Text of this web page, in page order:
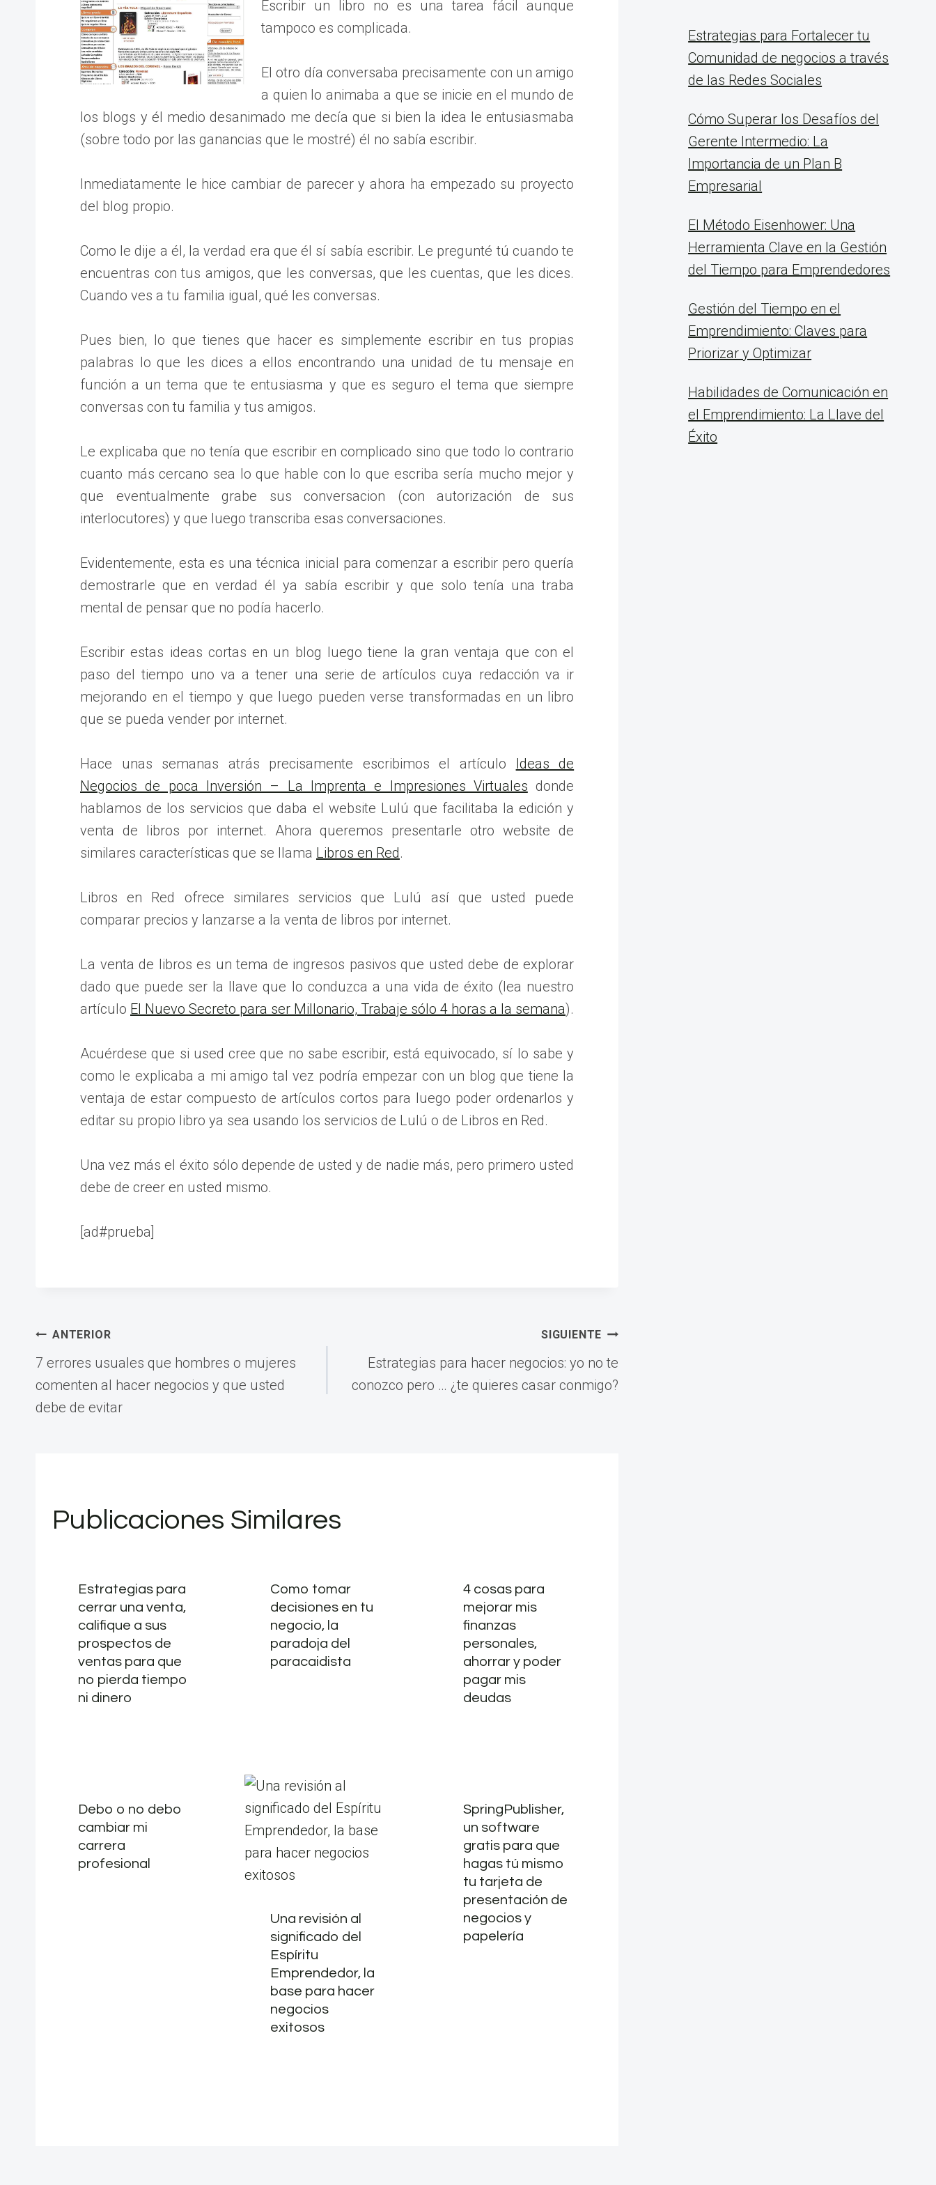
Escribir un libro no es una tarea fácil aunque
tampoco es complicada.
El otro día conversaba precisamente con un amigo
a quien lo animaba a que se inicie en el mundo de
los blogs y él medio desanimado me decía que si bien la idea le entusiasmaba
(sobre todo por las ganancias que le mostré) él no sabía escribir.
Inmediatamente le hice cambiar de parecer y ahora ha empezado su proyecto
del blog propio.
Como le dije a él, la verdad era que él sí sabía escribir. Le pregunté tú cuando te
encuentras con tus amigos, que les conversas, que les cuentas, que les dices.
Cuando ves a tu familia igual, qué les conversas.
Pues bien, lo que tienes que hacer es simplemente escribir en tus propias
palabras lo que les dices a ellos encontrando una unidad de tu mensaje en
función a un tema que te entusiasma y que es seguro el tema que siempre
conversas con tu familia y tus amigos.
Le explicaba que no tenía que escribir en complicado sino que todo lo contrario
cuanto más cercano sea lo que hable con lo que escriba sería mucho mejor y
que eventualmente grabe sus conversacion (con autorización de sus
interlocutores) y que luego transcriba esas conversaciones.
Evidentemente, esta es una técnica inicial para comenzar a escribir pero quería
demostrarle que en verdad él ya sabía escribir y que solo tenía una traba
mental de pensar que no podía hacerlo.
Escribir estas ideas cortas en un blog luego tiene la gran ventaja que con el
paso del tiempo uno va a tener una serie de artículos cuya redacción va ir
mejorando en el tiempo y que luego pueden verse transformadas en un libro
que se pueda vender por internet.
Hace unas semanas atrás precisamente escribimos el artículo Ideas de
Negocios de poca Inversión – La Imprenta e Impresiones Virtuales donde
hablamos de los servicios que daba el website Lulú que facilitaba la edición y
venta de libros por internet. Ahora queremos presentarle otro website de
similares características que se llama Libros en Red.
Libros en Red ofrece similares servicios que Lulú así que usted puede
comparar precios y lanzarse a la venta de libros por internet.
La venta de libros es un tema de ingresos pasivos que usted debe de explorar
dado que puede ser la llave que lo conduzca a una vida de éxito (lea nuestro
artículo El Nuevo Secreto para ser Millonario, Trabaje sólo 4 horas a la semana).
Acuérdese que si used cree que no sabe escribir, está equivocado, sí lo sabe y
como le explicaba a mi amigo tal vez podría empezar con un blog que tiene la
ventaja de estar compuesto de artículos cortos para luego poder ordenarlos y
editar su propio libro ya sea usando los servicios de Lulú o de Libros en Red.
Una vez más el éxito sólo depende de usted y de nadie más, pero primero usted
debe de creer en usted mismo.
[ad#prueba]
Navegación
de
ANTERIOR
7 errores usuales que hombres o mujeres
comenten al hacer negocios y que usted
debe de evitar
SIGUIENTE
Estrategias para hacer negocios: yo no te
conozco pero … ¿te quieres casar conmigo?
Publicaciones Similares
Estrategias para
cerrar una venta,
califique a sus
prospectos de
ventas para que
no pierda tiempo
ni dinero
Como tomar
decisiones en tu
negocio, la
paradoja del
paracaidista
4 cosas para
mejorar mis
finanzas
personales,
ahorrar y poder
pagar mis
deudas
Debo o no debo
cambiar mi
carrera
profesional
Una revisión al
significado del
Espíritu
Emprendedor, la
base para hacer
negocios
exitosos
SpringPublisher,
un software
gratis para que
hagas tú mismo
tu tarjeta de
presentación de
negocios y
papelería
Estrategias para Fortalecer tu
Comunidad de negocios a través
de las Redes Sociales
Cómo Superar los Desafíos del
Gerente Intermedio: La
Importancia de un Plan B
Empresarial
El Método Eisenhower: Una
Herramienta Clave en la Gestión
del Tiempo para Emprendedores
Gestión del Tiempo en el
Emprendimiento: Claves para
Priorizar y Optimizar
Habilidades de Comunicación en
el Emprendimiento: La Llave del
Éxito